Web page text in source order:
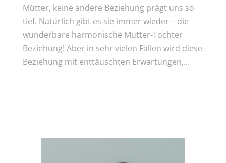
Mütter, keine andere Beziehung prägt uns so
tief. Natürlich gibt es sie immer wieder – die
wunderbare harmonische Mutter-Tochter
Beziehung! Aber in sehr vielen Fällen wird diese
Beziehung mit enttäuschten Erwartungen,...